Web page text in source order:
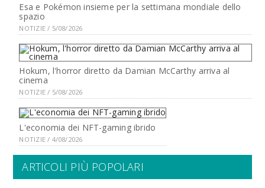
Esa e Pokémon insieme per la settimana mondiale dello
spazio
NOTIZIE / 5/08/2026
Hokum, l'horror diretto da Damian McCarthy arriva al
cinema
NOTIZIE / 5/08/2026
L'economia dei NFT-gaming ibrido
NOTIZIE / 4/08/2026
ARTICOLI PIÙ POPOLARI